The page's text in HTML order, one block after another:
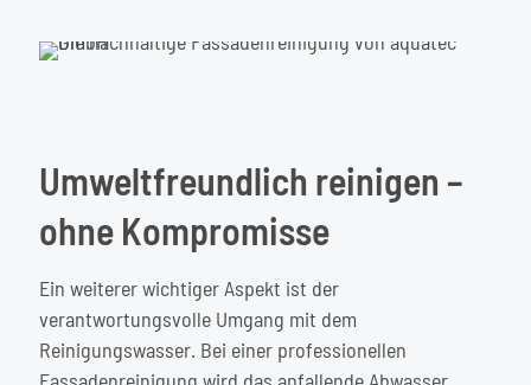
Umweltfreundlich reinigen –
ohne Kompromisse
Ein weiterer wichtiger Aspekt ist der
verantwortungsvolle Umgang mit dem
Reinigungswasser. Bei einer professionellen